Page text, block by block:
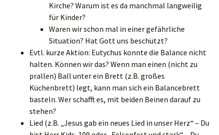
Kirche? Warum ist es da manchmal langweilig
für Kinder?
Waren wir schon mal in einer gefährliche
Situation? Hat Gott uns beschützt?
Evtl. kurze Aktion: Eutychus konnte die Balance nicht
halten. Können wir das? Wenn man einen (nicht zu
prallen) Ball unter ein Brett (z.B. großes
Küchenbrett) legt, kann man sich ein Balancebrett
basteln. Wer schafft es, mit beiden Beinen darauf zu
stehen?
Lied (z.B. „Jesus gab ein neues Lied in unser Herz“ – Du